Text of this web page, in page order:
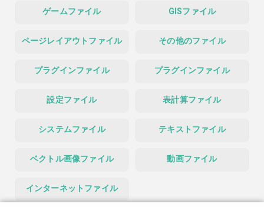
ゲームファイル GISファイル
ページレイアウトファイル その他のファイル
プラグインファイル プラグインファイル
設定ファイル 表計算ファイル
システムファイル テキストファイル
ベクトル画像ファイル 動画ファイル
インターネットファイル